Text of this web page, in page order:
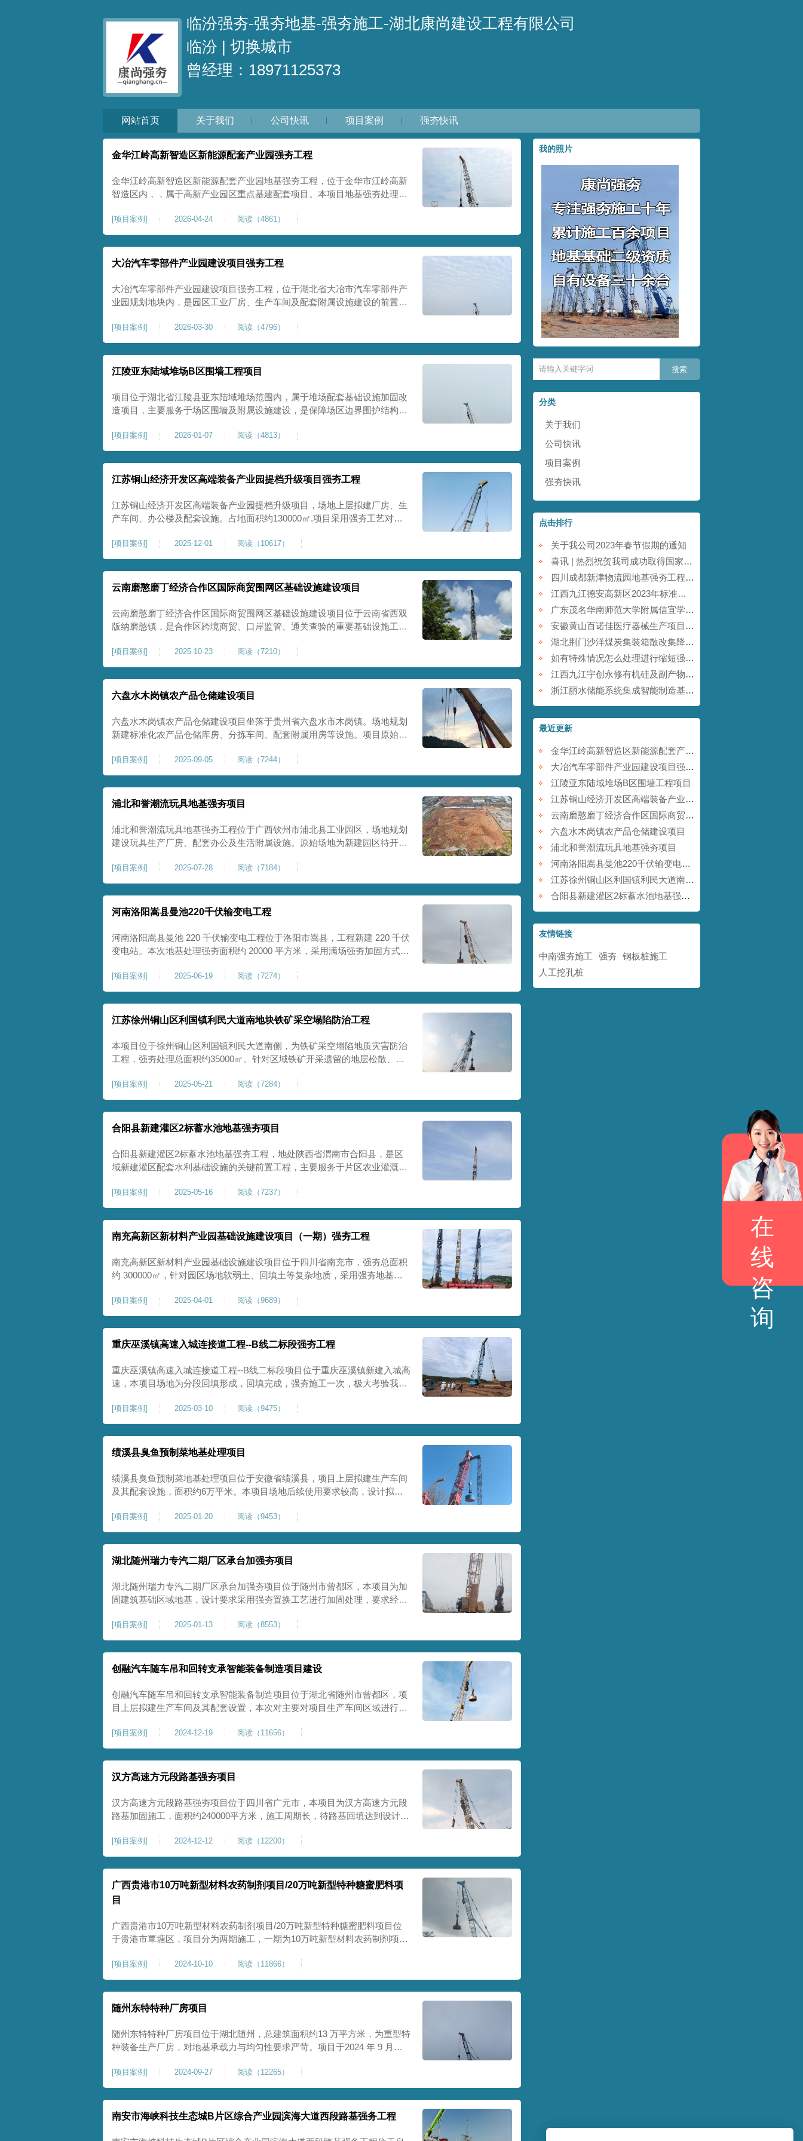
临汾强夯-强夯地基-强夯施工-湖北康尚建设工程有限公司
临汾 | 切换城市
曾经理：18971125373
网站首页 关于我们 公司快讯 项目案例 强夯快讯
金华江岭高新智造区新能源配套产业园强夯工程
金华江岭高新智造区新能源配套产业园地基强夯工程，位于金华市江岭高新
智造区内，，属于高新产业园区重点基建配套项目。本项目地基强夯处理总
区新建建设用地，原始场地土质松散、土层固结不均匀、孔隙较大、地基承
载力偏弱。新能源产业园厂房及配套设施对
[项目案例 ] 2026-04-24 阅读（4861）
大冶汽车零部件产业园建设项目强夯工程
大冶汽车零部件产业园建设项目强夯工程，位于湖北省大冶市汽车零部件产
业园规划地块内，是园区工业厂房、生产车间及配套附属设施建设的前置基
散、土质均匀性较差、土体固结度不足，天然地基承载力偏低。汽车零部件
生产厂房对地基平整度、整体刚度、沉降控
[项目案例 ] 2026-03-30 阅读（4796）
江陵亚东陆域堆场B区围墙工程项目
项目位于湖北省江陵县亚东陆域堆场范围内，属于堆场配套基础设施加固改
造项目，主要服务于场区围墙及附属设施建设，是保障场区边界围护结构稳
㎡，施工范围为陆域堆场B区围墙沿线及配套场地。原场地土层松散、回填
不均、固结程度差，地基承载力较低，且堆
[项目案例 ] 2026-01-07 阅读（4813）
江苏铜山经济开发区高端装备产业园提档升级项目强夯工程
江苏铜山经济开发区高端装备产业园提档升级项目，场地上层拟建厂房、生
产车间、办公楼及配套设施。占地面积约130000㎡.项目采用强夯工艺对地
压缩模量≥5MPa，工程实施后将有效提升场地整体承载力与均匀性，消除不
均匀沉降隐患，为园区高端装备产业项目
[项目案例 ] 2025-12-01 阅读（10617）
云南磨憨磨丁经济合作区国际商贸围网区基础设施建设项目
云南磨憨磨丁经济合作区国际商贸围网区基础设施建设项目位于云南省西双
版纳磨憨镇，是合作区跨境商贸、口岸监管、通关查验的重要基础设施工
夯加固施工工艺，通过全场地强夯提升地基承载力、消除不均匀沉降，满足
围网区后续建（构）筑物及重型作业场地使
[项目案例 ] 2025-10-23 阅读（7210）
六盘水木岗镇农产品仓储建设项目
六盘水木岗镇农产品仓储建设项目坐落于贵州省六盘水市木岗镇。场地规划
新建标准化农产品仓储库房、分拣车间、配套附属用房等设施。项目原始场
体承载力偏弱、均匀性不足。农产品仓储建筑需长期承受货物堆放荷载，对
地基沉降稳定性、整体密实度要求较高，
[项目案例 ] 2025-09-05 阅读（7244）
浦北和誉潮流玩具地基强夯项目
浦北和誉潮流玩具地基强夯工程位于广西钦州市浦北县工业园区，场地规划
建设玩具生产厂房、配套办公及生活附属设施。原始场地为新建园区待开发
差，若直接施工易出现地基不均匀沉降、地面开裂、墙体变形等质量问题，
无法满足工业厂房长期荷载及规范建设标
[项目案例 ] 2025-07-28 阅读（7184）
河南洛阳嵩县曼池220千伏输变电工程
河南洛阳嵩县曼池 220 千伏输变电工程位于洛阳市嵩县，工程新建 220 千伏
变电站。本次地基处理强夯面积约 20000 平方米，采用满场强夯加固方式改
各类构支架、电气设备及配套设施建设标准。本项目是嵩县重要电力基础设
施，投运后优化区域电网布局，增强当
[项目案例 ] 2025-06-19 阅读（7274）
江苏徐州铜山区利国镇利民大道南地块铁矿采空塌陷防治工程
本项目位于徐州铜山区利国镇利民大道南侧，为铁矿采空塌陷地质灾害防治
工程，强夯处理总面积约35000㎡。针对区域铁矿开采遗留的地层松散、裂
险，提升场地整体稳定性与承载力，彻底改善地块建设条件，实现矿区地质
灾害治理与土地安全利用。
[项目案例 ] 2025-05-21 阅读（7284）
合阳县新建灌区2标蓄水池地基强夯项目
合阳县新建灌区2标蓄水池地基强夯工程，地处陕西省渭南市合阳县，是区
域新建灌区配套水利基础设施的关键前置工程，主要服务于片区农业灌溉蓄
稳定运行。本工程核心施工内容为蓄水池场地地基强夯加固处理，总强夯施
工面积25000㎡，施工完成后场地上部将新
[项目案例 ] 2025-05-16 阅读（7237）
南充高新区新材料产业园基础设施建设项目（一期）强夯工程
南充高新区新材料产业园基础设施建设项目位于四川省南充市，强夯总面积
约 300000㎡，针对园区场地软弱土、回填土等复杂地质，采用强夯地基加
筑牢基础。本项目施工作业面积大，我司将整个场地施工区域合理划分为若
干个区段，分区分段施工，投入强夯设备3
[项目案例 ] 2025-04-01 阅读（9689）
重庆巫溪镇高速入城连接道工程--B线二标段强夯工程
重庆巫溪镇高速入城连接道工程--B线二标段项目位于重庆巫溪镇新建入城高
速，本项目场地为分段回填形成，回填完成，强夯施工一次，极大考验我司
一次，确认工程量，严格把控每标段施工区域的施工质量，确保工程整体质
量。在施工过程中我司严格按照设计规范
[项目案例 ] 2025-03-10 阅读（9475）
绩溪县臭鱼预制菜地基处理项目
绩溪县臭鱼预制菜地基处理项目位于安徽省绩溪县，项目上层拟建生产车间
及其配套设施，面积约6万平米。本项目场地后续使用要求较高，设计拟采
配备28m龙门架一幅辅助高能级强夯施工，配备85T，直径为2m，高度为
2.2m的柱锤一个，柱锤接地面积更小，强夯穿透
[项目案例 ] 2025-01-20 阅读（9453）
湖北随州瑞力专汽二期厂区承台加强夯项目
湖北随州瑞力专汽二期厂区承台加强夯项目位于随州市曾都区，本项目为加
固建筑基础区域地基，设计要求采用强夯置换工艺进行加固处理，要求经处
物，且本项目采用夯击能较大，夯击次数较多，为确保场地临近建筑物安全
性，我司在临近建筑物的场地界限开挖减震沟
[项目案例 ] 2025-01-13 阅读（8553）
创融汽车随车吊和回转支承智能装备制造项目建设
创融汽车随车吊和回转支承智能装备制造项目位于湖北省随州市曾都区，项
目上层拟建生产车间及其配套设置，本次对主要对项目生产车间区域进行强
康尚强夯公司于2024年12月15日组织设备人员进场，设备型号为
ZRYG3500C，施工作业人员按照设计严格施工。
[项目案例 ] 2024-12-19 阅读（11656）
汉方高速方元段路基强夯项目
汉方高速方元段路基强夯项目位于四川省广元市，本项目为汉方高速方元段
路基加固施工，面积约240000平方米，施工周期长，待路基回填达到设计标
月20日安排设备人员进场，按照图纸设计施工。
[项目案例 ] 2024-12-12 阅读（12200）
广西贵港市10万吨新型材料农药制剂项目/20万吨新型特种糖蜜肥料项
目
广西贵港市10万吨新型材料农药制剂项目/20万吨新型特种糖蜜肥料项目位
于贵港市覃塘区，项目分为两期施工，一期为10万吨新型材料农药制剂项目
夯和普通强夯施工两种施工模式。为确保后期地基使用要求，单独对基础承
台位置地基进行置换加强夯，其他区域采用
[项目案例 ] 2024-10-10 阅读（11866）
随州东特特种厂房项目
随州东特特种厂房项目位于湖北随州，总建筑面积约13 万平方米，为重型特
种装备生产厂房，对地基承载力与均匀性要求严苛。项目于2024 年 9 月正
面提升场地密实度与承载性能，满足重载车间、设备基础与行车轨道的长期
稳定运行要求。项目严格遵循强夯地基处
[项目案例 ] 2024-09-27 阅读（12265）
南安市海峡科技生态城B片区综合产业园滨海大道西段路基强务工程
我的照片
分类
关于我们
公司快讯
项目案例
强夯快讯
点击排行
关于我公司2023年春节假期的通知
喜讯 | 热烈祝贺我司成功取得国家商标注册证书！
四川成都新津物流园地基强夯工程【康尚强夯建设】
江西九江德安高新区2023年标准厂房及配套基础设施建设项目【康尚强夯建设】
广东茂名华南师范大学附属信宜学校强夯地基项目【康尚强夯建设】
安徽黄山百诺佳医疗器械生产项目(一期)地基强夯工程【康尚强夯建设】
湖北荆门沙洋煤炭集装箱散改集降水强夯项目【康尚强夯建设】
如有特殊情况怎么处理进行缩短强夯施工的工期
江西九江宇创永修有机硅及副产物综合利用项目强夯工程【康尚强夯建设】
浙江丽水储能系统集成智能制造基地项目强夯工程【康尚强夯建设】
最近更新
金华江岭高新智造区新能源配套产业园强夯工程
大冶汽车零部件产业园建设项目强夯工程
江陵亚东陆域堆场B区围墙工程项目
江苏铜山经济开发区高端装备产业园提档升级项目强夯工程
云南磨憨磨丁经济合作区国际商贸围网区基础设施建设项目
六盘水木岗镇农产品仓储建设项目
浦北和誉潮流玩具地基强夯项目
河南洛阳嵩县曼池220千伏输变电工程
江苏徐州铜山区利国镇利民大道南地块铁矿采空塌陷防治工程
合阳县新建灌区2标蓄水池地基强夯项目
友情链接
中南强夯施工 强夯
钢板桩施工
人工挖孔桩
在
线
咨
询